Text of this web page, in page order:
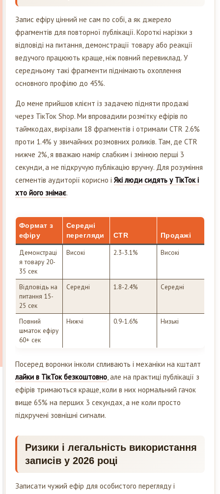
Запис ефіру цінний не сам по собі, а як джерело
фрагментів для повторної публікації. Короткі нарізки з
відповіді на питання, демонстрації товару або реакції
ведучого працюють краще, ніж повний перевиклад. У
середньому такі фрагменти піднімають охоплення
основного профілю до 45%.
До мене прийшов клієнт із задачею підняти продажі
через ТікТок Shop. Ми впровадили розмітку ефірів по
таймкодах, вирізали 18 фрагментів і отримали CTR 2.6%
проти 1.4% у звичайних розмовних роликів. Там, де CTR
нижче 2%, я вважаю намір слабким і змінюю перші 3
секунди, а не підкручую публікацію вручну. Для розуміння
сегментів аудиторії корисно і Які люди сидять у ТікТок і
хто його знімає.
Формат з
ефіру
Середні
перегляди
CTR Продажі
Демонстраці
я товару 20-
35 сек
Високі 2.3-3.1% Високі
Відповідь на
питання 15-
25 сек
Середні 1.8-2.4% Середні
Повний
шматок ефіру
60+ сек
Нижчі 0.9-1.6% Низькі
Посеред воронки інколи спливають і механіки на кшталт
лайки в ТікТок безкоштовно, але на практиці публікації з
ефірів тримаються краще, коли в них нормальний гачок
вище 65% на перших 3 секундах, а не коли просто
підкручені зовнішні сигнали.
Ризики і легальність використання
записів у 2026 році
Записати чужий ефір для особистого перегляду і